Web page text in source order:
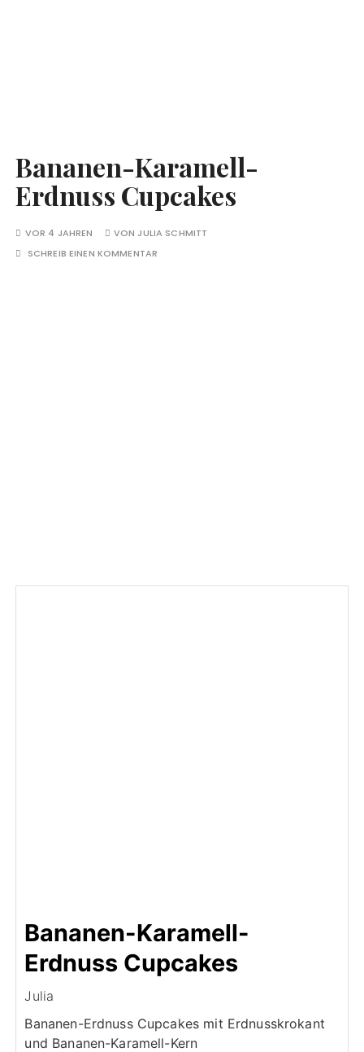
Bananen-Karamell-
Erdnuss Cupcakes
VOR 4 JAHREN VON JULIA SCHMITT
SCHREIB EINEN KOMMENTAR
Bananen-Karamell-
Erdnuss Cupcakes
Julia
Bananen-Erdnuss Cupcakes mit Erdnusskrokant
und Bananen-Karamell-Kern